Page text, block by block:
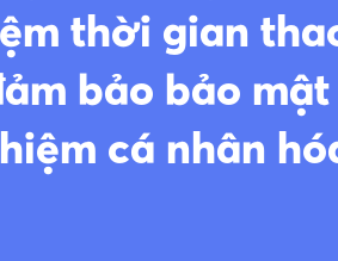
thời gian
bảo bảo mật
cá nhân